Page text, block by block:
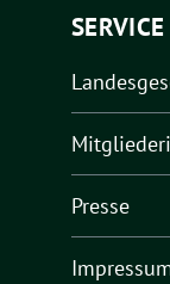
SERVICE
Presse